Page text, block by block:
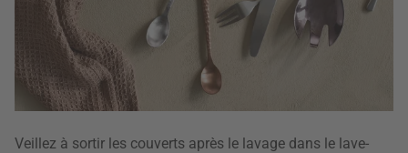
Veillez à sortir les couverts après le lavage dans le lave-